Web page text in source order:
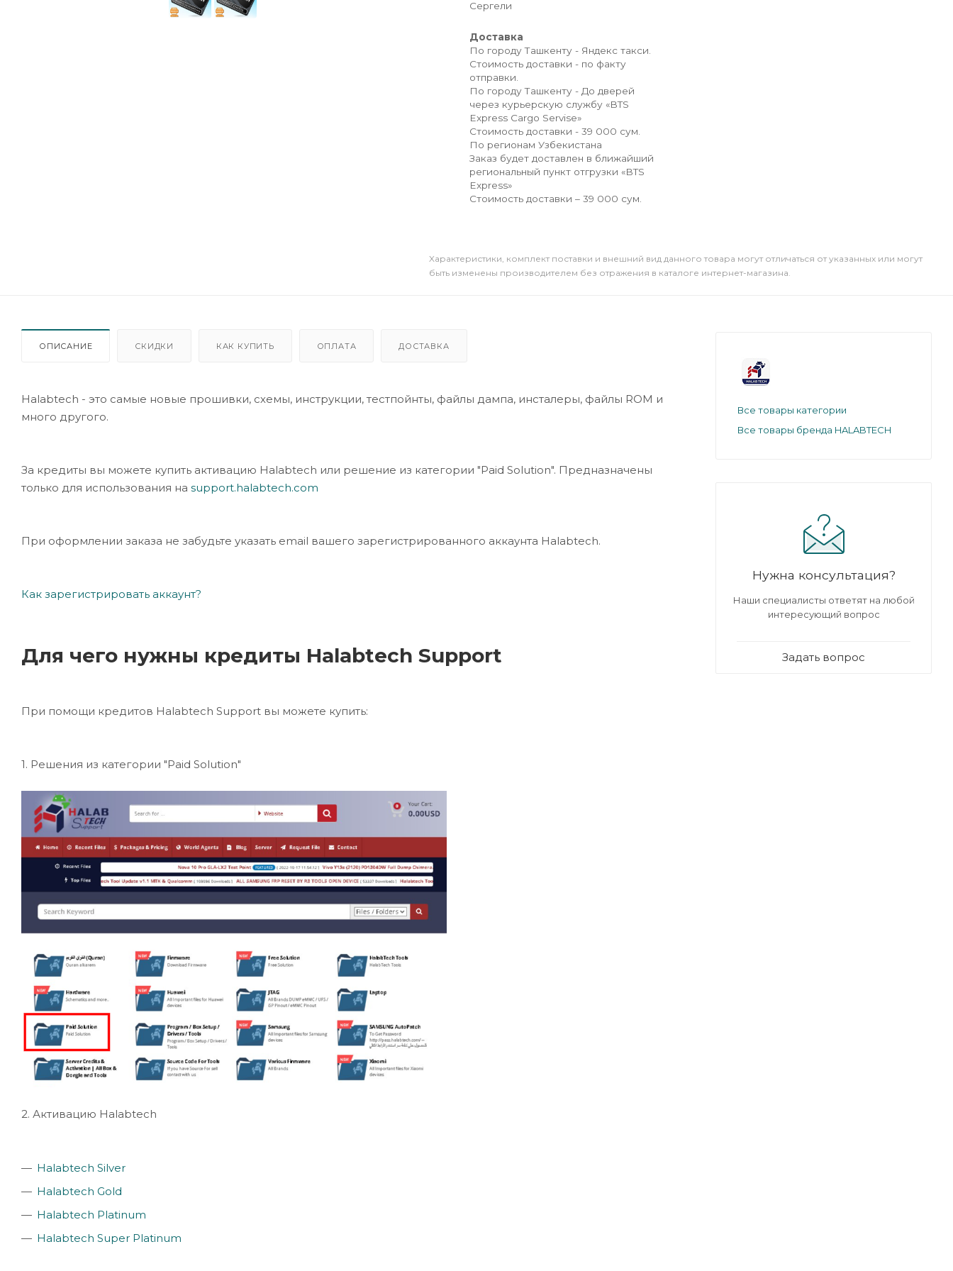
Сергели
Доставка
По городу Ташкенту - Яндекс такси.
Стоимость доставки - по факту
отправки.
По городу Ташкенту - До дверей
через курьерскую службу «BTS
Express Cargo Servise»
Стоимость доставки - 39 000 сум.
По регионам Узбекистана
Заказ будет доставлен в ближайший
региональный пункт отгрузки «BTS
Express»
Стоимость доставки – 39 000 сум.
Xарактеристики, комплект поставки и внешний вид данного товара могут отличаться от указанных или могут
быть изменены производителем без отражения в каталоге интернет-магазина.
ОПИСАНИЕ СКИДКИ КАК КУПИТЬ ОПЛАТА ДОСТАВКА
Halabtech - это самые новые прошивки, схемы, инструкции, тестпойнты, файлы дампа, инсталеры, файлы ROM и
много другого.
За кредиты вы можете купить активацию Halabtech или решение из категории "Paid Solution". Предназначены
только для использования на support.halabtech.com
При оформлении заказа не забудьте указать email вашего зарегистрированного аккаунта Halabtech.
Как зарегистрировать аккаунт?
Для чего нужны кредиты Halabtech Support
При помощи кредитов Halabtech Support вы можете купить:
1. Решения из категории "Paid Solution"
2. Активацию Halabtech
Halabtech Silver
Halabtech Gold
Halabtech Platinum
Halabtech Super Platinum
Все товары категории
Все товары бренда HALABTECH
Нужна консультация?
Наши специалисты ответят на любой
интересующий вопрос
Задать вопрос